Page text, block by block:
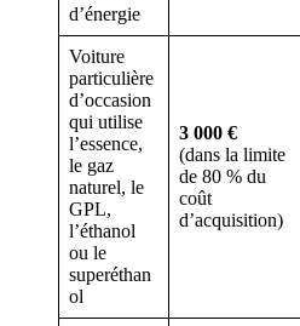
d’énergie
Voiture
particulière
d’occasion
qui utilise
l’essence,
le gaz
naturel, le
GPL,
l’éthanol
ou le
superéthan
ol
3 000 €
(dans la limite
de 80 % du
coût
d’acquisition)